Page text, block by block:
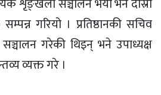
शृङ्खला सञ्चालन भयो भने दोस्रो
गरियो । प्रतिष्ठानकी सचिव
सञ्चालन गरेकी थिइन् भने उपाध्यक्ष
व्यक्त गरे ।